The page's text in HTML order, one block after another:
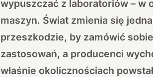
wypuszczać z laboratoriów – w
maszyn. Świat zmienia się
przeszkodzie, by zamówić
zastosowań, a producenci
właśnie okolicznościach